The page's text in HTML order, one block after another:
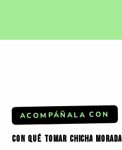
ACOMPÁÑALA CON
CON QUÉ TOMAR CHICHA MORADA